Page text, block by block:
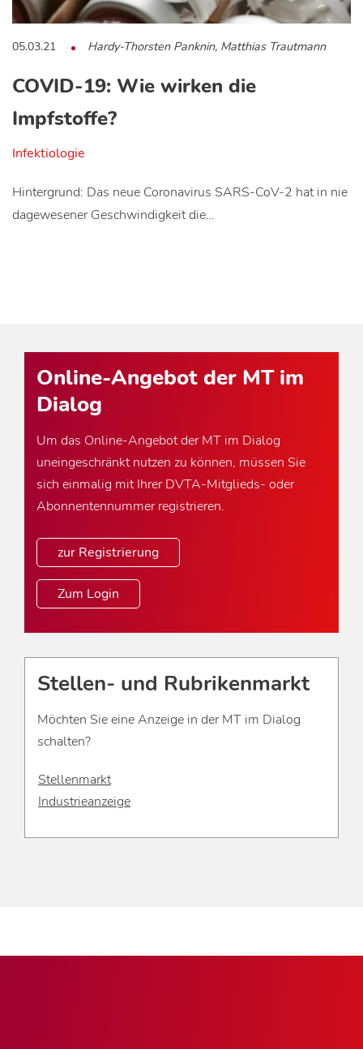
05.03.21 Hardy-Thorsten Panknin, Matthias Trautmann
COVID-19: Wie wirken die
Impfstoffe?
Infektiologie
Hintergrund: Das neue Coronavirus SARS-CoV-2 hat in nie
dagewesener Geschwindigkeit die…
Online-Angebot der MT im
Dialog
Um das Online-Angebot der MT im Dialog
uneingeschränkt nutzen zu können, müssen Sie
sich einmalig mit Ihrer DVTA-Mitglieds- oder
Abonnentennummer registrieren.
zur Registrierung
Zum Login
Stellen- und Rubrikenmarkt
Möchten Sie eine Anzeige in der MT im Dialog
schalten?
Stellenmarkt
Industrieanzeige